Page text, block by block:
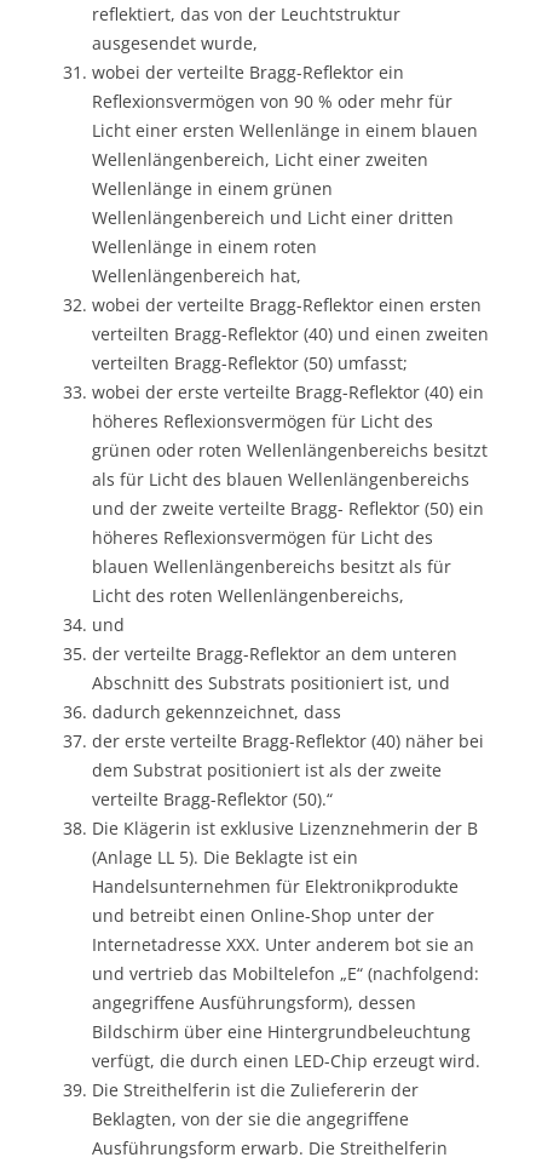
reflektiert, das von der Leuchtstruktur
ausgesendet wurde,
wobei der verteilte Bragg-Reflektor ein
Reflexionsvermögen von 90 % oder mehr für
Licht einer ersten Wellenlänge in einem blauen
Wellenlängenbereich, Licht einer zweiten
Wellenlänge in einem grünen
Wellenlängenbereich und Licht einer dritten
Wellenlänge in einem roten
Wellenlängenbereich hat,
wobei der verteilte Bragg-Reflektor einen ersten
verteilten Bragg-Reflektor (40) und einen zweiten
verteilten Bragg-Reflektor (50) umfasst;
wobei der erste verteilte Bragg-Reflektor (40) ein
höheres Reflexionsvermögen für Licht des
grünen oder roten Wellenlängenbereichs besitzt
als für Licht des blauen Wellenlängenbereichs
und der zweite verteilte Bragg- Reflektor (50) ein
höheres Reflexionsvermögen für Licht des
blauen Wellenlängenbereichs besitzt als für
Licht des roten Wellenlängenbereichs,
und
der verteilte Bragg-Reflektor an dem unteren
Abschnitt des Substrats positioniert ist, und
dadurch gekennzeichnet, dass
der erste verteilte Bragg-Reflektor (40) näher bei
dem Substrat positioniert ist als der zweite
verteilte Bragg-Reflektor (50).“
Die Klägerin ist exklusive Lizenznehmerin der B
(Anlage LL 5). Die Beklagte ist ein
Handelsunternehmen für Elektronikprodukte
und betreibt einen Online-Shop unter der
Internetadresse XXX. Unter anderem bot sie an
und vertrieb das Mobiltelefon „E“ (nachfolgend:
angegriffene Ausführungsform), dessen
Bildschirm über eine Hintergrundbeleuchtung
verfügt, die durch einen LED-Chip erzeugt wird.
Die Streithelferin ist die Zuliefererin der
Beklagten, von der sie die angegriffene
Ausführungsform erwarb. Die Streithelferin